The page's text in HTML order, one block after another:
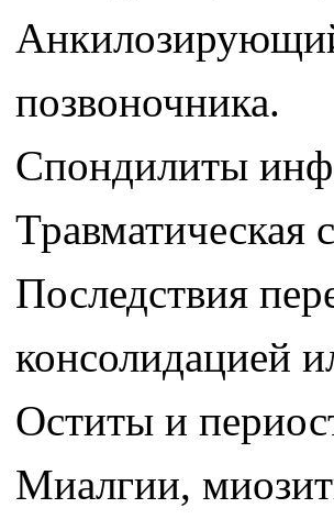
позвоночника.
Спондилиты
Травматическая
Последствия
консолидацией
Оститы и
Миалгии,